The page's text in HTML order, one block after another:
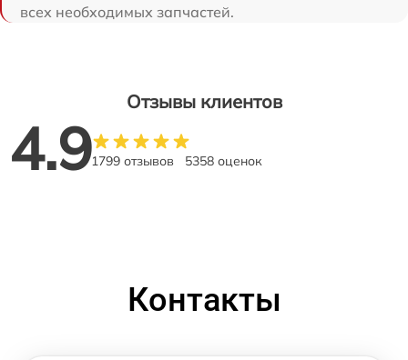
всех необходимых запчастей.
Отзывы клиентов
4.91799 отзывов 5358 оценок
Контакты